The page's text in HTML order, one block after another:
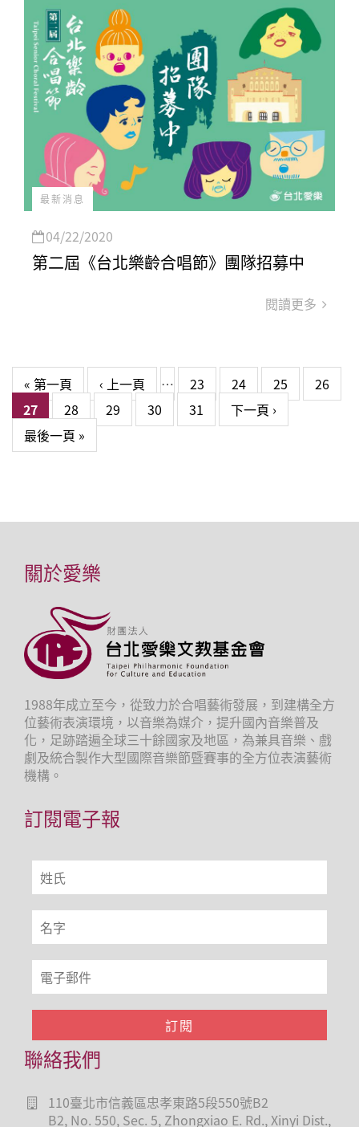
最新消息
04/22/2020
第二屆《台北樂齡合唱節》團隊招募中
閱讀更多
頁面
« 第一頁 ‹ 上一頁 … 23 24 25
26
27
28 29 30 31
下一頁 ›
最後一頁 »
關於愛樂
1988年成立至今，從致力於合唱藝術發展，到建構全方
位藝術表演環境，以音樂為媒介，提升國內音樂普及
化，足跡踏遍全球三十餘國家及地區，為兼具音樂、戲
劇及統合製作大型國際音樂節暨賽事的全方位表演藝術
機構。
訂閱電子報
聯絡我們
110臺北市信義區忠孝東路5段550號B2
B2, No. 550, Sec. 5, Zhongxiao E. Rd., Xinyi Dist.,